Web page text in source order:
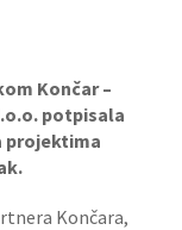
Končar –
potpisala
projektima
Končara,